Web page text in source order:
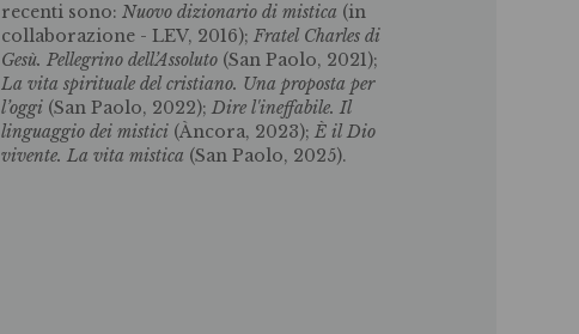
recenti sono:Nuovo dizionario di mistica (in
collaborazione - LEV, 2016);Fratel Charles di
Gesù. Pellegrino dell’Assoluto (San Paolo, 2021);
La vita spirituale del cristiano. Una proposta per
l’oggi (San Paolo, 2022);Dire l'ineffabile. Il
linguaggio dei mistici (Àncora, 2023);È il Dio
vivente. La vita mistica (San Paolo, 2025).